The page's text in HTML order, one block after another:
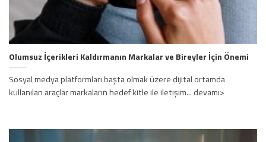
Olumsuz İçerikleri Kaldırmanın Markalar ve Bireyler İçin Önemi
Sosyal medya platformları başta olmak üzere dijital ortamda
kullanılan araçlar markaların hedef kitle ile iletişim... devamı>